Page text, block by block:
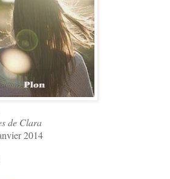
de Clara
2014